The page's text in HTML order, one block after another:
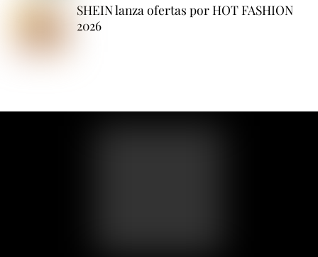
SHEIN lanza ofertas por HOT FASHION
2026